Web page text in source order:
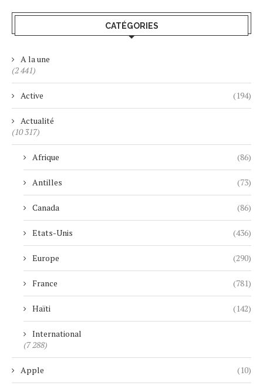
CATÉGORIES
A la une
(2 441)
Active (194)
Actualité
(10 317)
Afrique (86)
Antilles (73)
Canada (86)
Etats-Unis (436)
Europe (290)
France (781)
Haïti (142)
International
(7 288)
Apple (10)